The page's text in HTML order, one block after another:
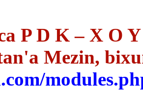
P D K – X O
Mezin,